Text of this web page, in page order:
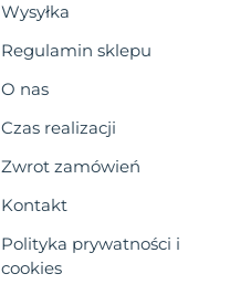
Wysyłka
Regulamin sklepu
O nas
Czas realizacji
Zwrot zamówień
Kontakt
Polityka prywatności i
cookies